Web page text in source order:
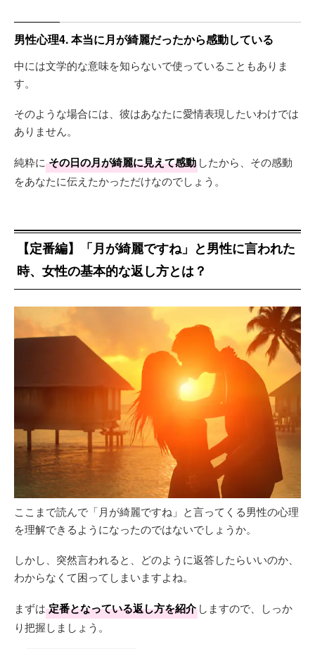
男性心理4. 本当に月が綺麗だったから感動している
中には文学的な意味を知らないで使っていることもありま
す。
そのような場合には、彼はあなたに愛情表現したいわけでは
ありません。
純粋に その日の月が綺麗に見えて感動 したから、その感動
をあなたに伝えたかっただけなのでしょう。
【定番編】「月が綺麗ですね」と男性に言われた
時、女性の基本的な返し方とは？
ここまで読んで「月が綺麗ですね」と言ってくる男性の心理
を理解できるようになったのではないでしょうか。
しかし、突然言われると、どのように返答したらいいのか、
わからなくて困ってしまいますよね。
まずは 定番となっている返し方を紹介 しますので、しっか
り把握しましょう。